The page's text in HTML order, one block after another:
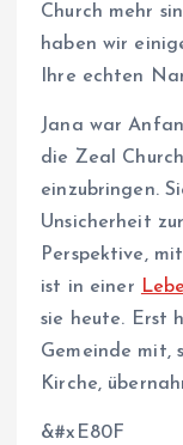
Church mehr
haben wir
Ihre echten
Jana war
die Zeal
einzubringen.
Unsicherheit
Perspektive,
ist in einer
sie heute. Erst
Gemeinde mit,
Kirche,
&#xE80F